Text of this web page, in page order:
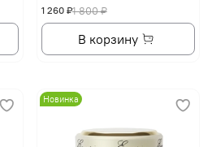
1 800 ₽
1 260 ₽
В корзину
Новинка